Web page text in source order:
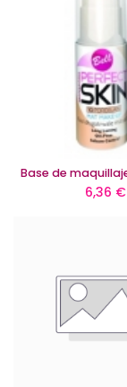
6,36 €